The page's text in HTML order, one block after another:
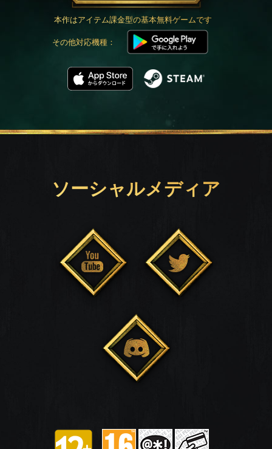
本作はアイテム課金型の基本無料ゲームです
その他対応機種：
ソーシャルメディア